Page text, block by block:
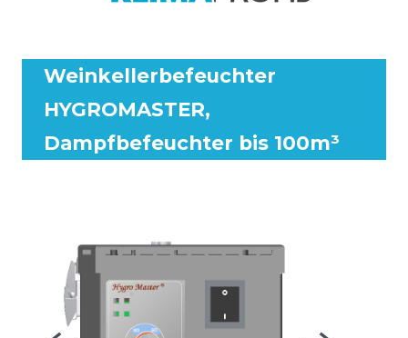
Weinkellerbefeuchter
HYGROMASTER,
Dampfbefeuchter bis 100m³